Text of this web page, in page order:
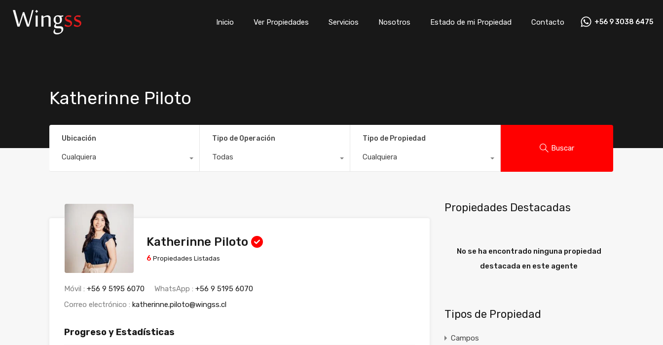
Inicio Ver Propiedades Servicios Nosotros Estado de mi Propiedad Contacto +56 9 3038 6475
Inicio Ver Propiedades Servicios Nosotros Estado de mi Propiedad Contacto +56 9 3038 6475
Katherinne Piloto
Ubicación
Cualquiera
Tipo de Operación
Todas
Tipo de Propiedad
Cualquiera
Buscar
Katherinne Piloto
6 Propiedades Listadas
Móvil : +56 9 5195 6070 WhatsApp : +56 9 5195 6070
Correo electrónico : katherinne.piloto@wingss.cl
Progreso y Estadísticas
Propiedades Destacadas
No se ha encontrado ninguna propiedad
destacada en este agente
Tipos de Propiedad
Campos